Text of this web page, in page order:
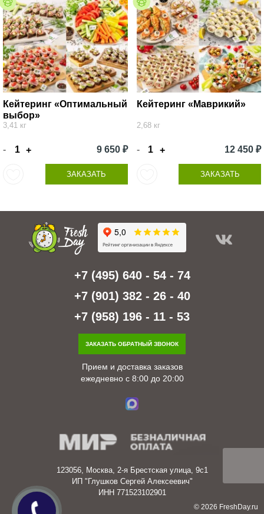
Кейтеринг «Оптимальный
выбор»
3,41 кг
- + 9 650 ₽
ЗАКАЗАТЬ
Кейтеринг «Маврикий»
2,68 кг
- + 12 450 ₽
ЗАКАЗАТЬ
+7 (495) 640 - 54 - 74
+7 (901) 382 - 26 - 40
+7 (958) 196 - 11 - 53
ЗАКАЗАТЬ ОБРАТНЫЙ ЗВОНОК
Прием и доставка заказов
ежедневно с 8:00 до 20:00
123056, Москва, 2-я Брестская улица, 9с1
ИП "Глушков Сергей Алексеевич"
ИНН 771523102901
© 2026 FreshDay.ru